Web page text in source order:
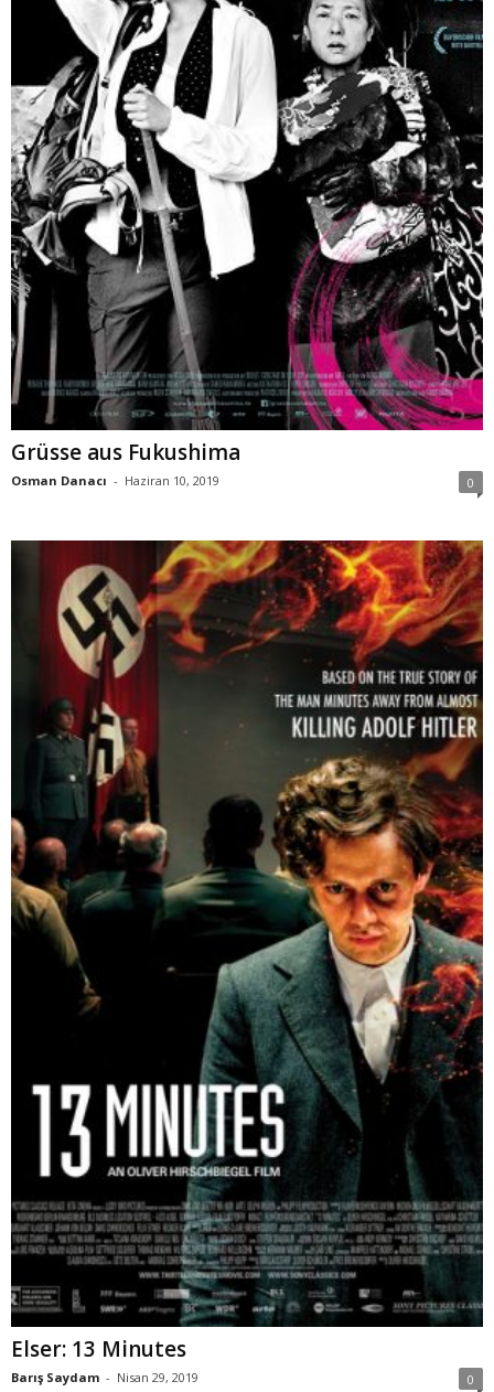
Grüsse aus Fukushima
Osman Danacı - Haziran 10, 2019 0
Elser: 13 Minutes
Barış Saydam - Nisan 29, 2019 0